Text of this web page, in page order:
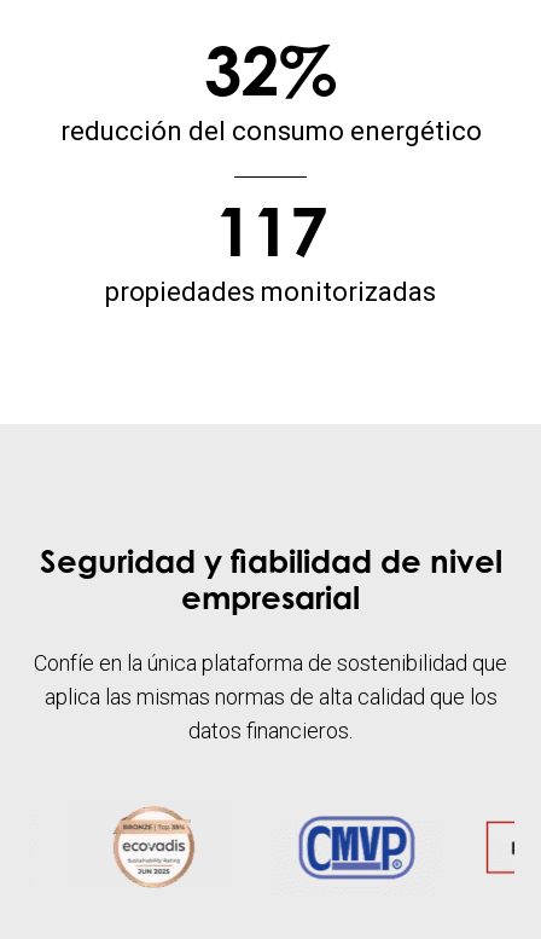
32%
reducción del consumo energético
117
propiedades monitorizadas
Seguridad y fiabilidad de nivel
empresarial
Confíe en la única plataforma de sostenibilidad que
aplica las mismas normas de alta calidad que los
datos financieros.